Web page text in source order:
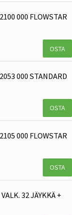
000 FLOWSTAR
OSTA
000 STANDARD
OSTA
000 FLOWSTAR
OSTA
32 JÄYKKÄ +